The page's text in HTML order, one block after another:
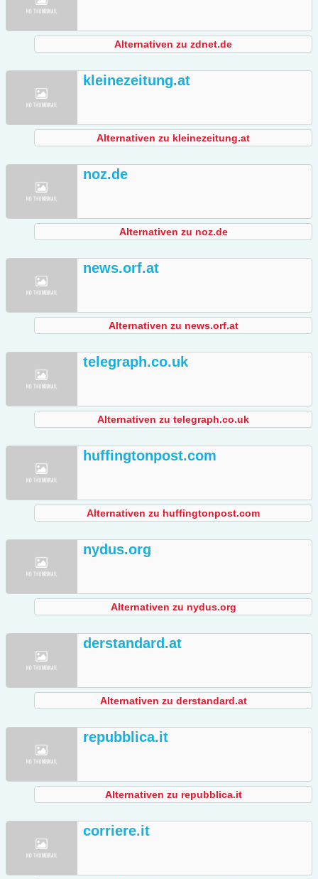
Alternativen zu zdnet.de
kleinezeitung.at
Alternativen zu kleinezeitung.at
noz.de
Alternativen zu noz.de
news.orf.at
Alternativen zu news.orf.at
telegraph.co.uk
Alternativen zu telegraph.co.uk
huffingtonpost.com
Alternativen zu huffingtonpost.com
nydus.org
Alternativen zu nydus.org
derstandard.at
Alternativen zu derstandard.at
repubblica.it
Alternativen zu repubblica.it
corriere.it